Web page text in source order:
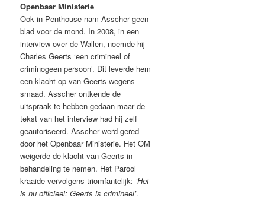
Openbaar Ministerie
Ook in Penthouse nam Asscher geen
blad voor de mond. In 2008, in een
interview over de Wallen, noemde hij
Charles Geerts ‘een crimineel of
criminogeen persoon’. Dit leverde hem
een klacht op van Geerts wegens
smaad. Asscher ontkende de
uitspraak te hebben gedaan maar de
tekst van het interview had hij zelf
geautoriseerd. Asscher werd gered
door het Openbaar Ministerie. Het OM
weigerde de klacht van Geerts in
behandeling te nemen. Het Parool
kraaide vervolgens triomfantelijk: ’Het
is nu officieel: Geerts is crimineel’.